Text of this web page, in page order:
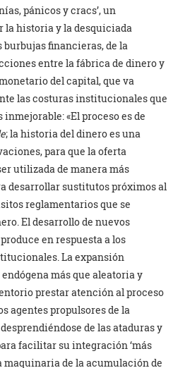
pánicos y cracs’, un
historia y la desquiciada
financieras, de la
entre la fábrica de dinero y
del capital, que va
las costuras institucionales que
«El proceso es de
; la historia del dinero es una
para que la oferta
utilizada de manera más
desarrollar sustitutos próximos al
reglamentarios que se
El desarrollo de nuevos
en respuesta a los
La expansión
más que aleatoria y
prestar atención al proceso
agentes propulsores de la
de las ataduras y
facilitar su integración ‘más
maquinaria de la acumulación de